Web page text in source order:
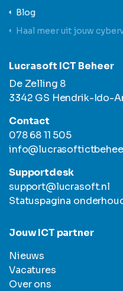
Blog
Haal meer uit jouw
Lucrasoft ICT Beheer
De Zelling 8
3342 GS Hendrik-Ido-
Contact
078 68 11 505
Supportdesk
support@lucrasoft.nl
Statuspagina
Jouw ICT partner
Nieuws
Vacatures
Over ons